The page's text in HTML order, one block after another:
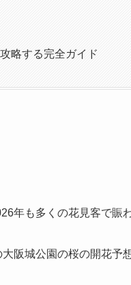
略する完全ガイド
年も多くの花見客で賑
阪城公園の桜の開花予